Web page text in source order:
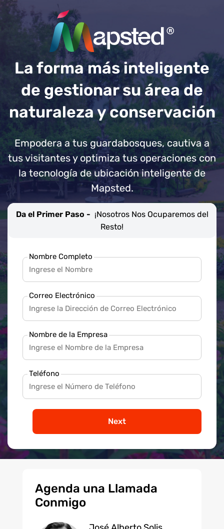
La forma más inteligente
de gestionar su área de
naturaleza y conservación
Empodera a tus guardabosques, cautiva a
tus visitantes y optimiza tus operaciones con
la tecnología de ubicación inteligente de
Mapsted.
Da el Primer Paso - ¡Nosotros Nos Ocuparemos del
Resto!
Nombre Completo
Correo Electrónico
Nombre de la Empresa
Teléfono
Next
Agenda una Llamada
Conmigo